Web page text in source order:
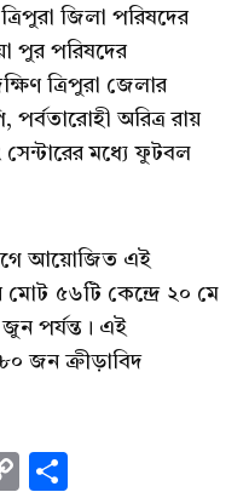
জিলা পরিষদের
পুর পরিষদের
ত্রিপুরা জেলার
অরিত্র রায়
মধ্যে ফুটবল
আয়োজিত এই
মোট ৫৬টি কেন্দ্রে ২০ মে
পর্যন্ত। এই
জন ক্রীড়াবিদ
Copy